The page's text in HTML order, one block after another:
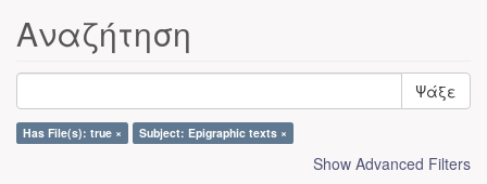
Αναζήτηση
Ψάξε
Has File(s): true × Subject: Epigraphic texts ×
Show Advanced Filters